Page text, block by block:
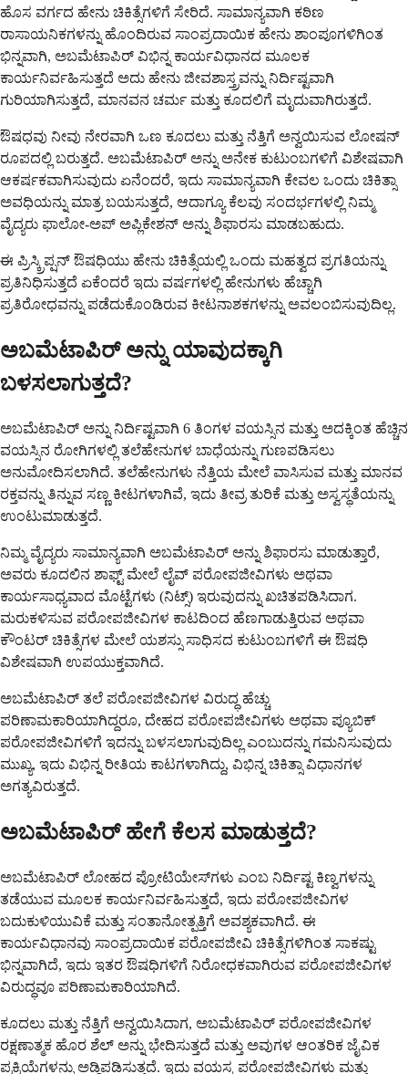
ಹೊಸ ವರ್ಗದ ಹೇನು ಚಿಕಿತ್ಸೆಗಳಿಗೆ ಸೇರಿದೆ. ಸಾಮಾನ್ಯವಾಗಿ ಕಠಿಣ
ರಾಸಾಯನಿಕಗಳನ್ನು ಹೊಂದಿರುವ ಸಾಂಪ್ರದಾಯಿಕ ಹೇನು ಶಾಂಪೂಗಳಿಗಿಂತ
ಭಿನ್ನವಾಗಿ, ಅಬಮೆಟಾಪಿರ್ ವಿಭಿನ್ನ ಕಾರ್ಯವಿಧಾನದ ಮೂಲಕ
ಕಾರ್ಯನಿರ್ವಹಿಸುತ್ತದೆ ಅದು ಹೇನು ಜೀವಶಾಸ್ತ್ರವನ್ನು ನಿರ್ದಿಷ್ಟವಾಗಿ
ಗುರಿಯಾಗಿಸುತ್ತದೆ, ಮಾನವನ ಚರ್ಮ ಮತ್ತು ಕೂದಲಿಗೆ ಮೃದುವಾಗಿರುತ್ತದೆ.
ಔಷಧವು ನೀವು ನೇರವಾಗಿ ಒಣ ಕೂದಲು ಮತ್ತು ನೆತ್ತಿಗೆ ಅನ್ವಯಿಸುವ ಲೋಷನ್
ರೂಪದಲ್ಲಿ ಬರುತ್ತದೆ. ಅಬಮೆಟಾಪಿರ್ ಅನ್ನು ಅನೇಕ ಕುಟುಂಬಗಳಿಗೆ ವಿಶೇಷವಾಗಿ
ಆಕರ್ಷಕವಾಗಿಸುವುದು ಏನೆಂದರೆ, ಇದು ಸಾಮಾನ್ಯವಾಗಿ ಕೇವಲ ಒಂದು ಚಿಕಿತ್ಸಾ
ಅವಧಿಯನ್ನು ಮಾತ್ರ ಬಯಸುತ್ತದೆ, ಆದಾಗ್ಯೂ ಕೆಲವು ಸಂದರ್ಭಗಳಲ್ಲಿ ನಿಮ್ಮ
ವೈದ್ಯರು ಫಾಲೋ-ಅಪ್ ಅಪ್ಲಿಕೇಶನ್ ಅನ್ನು ಶಿಫಾರಸು ಮಾಡಬಹುದು.
ಈ ಪ್ರಿಸ್ಕ್ರಿಪ್ಷನ್ ಔಷಧಿಯು ಹೇನು ಚಿಕಿತ್ಸೆಯಲ್ಲಿ ಒಂದು ಮಹತ್ವದ ಪ್ರಗತಿಯನ್ನು
ಪ್ರತಿನಿಧಿಸುತ್ತದೆ ಏಕೆಂದರೆ ಇದು ವರ್ಷಗಳಲ್ಲಿ ಹೇನುಗಳು ಹೆಚ್ಚಾಗಿ
ಪ್ರತಿರೋಧವನ್ನು ಪಡೆದುಕೊಂಡಿರುವ ಕೀಟನಾಶಕಗಳನ್ನು ಅವಲಂಬಿಸುವುದಿಲ್ಲ.
ಅಬಮೆಟಾಪಿರ್ ಅನ್ನು ಯಾವುದಕ್ಕಾಗಿ
ಬಳಸಲಾಗುತ್ತದೆ?
ಅಬಮೆಟಾಪಿರ್ ಅನ್ನು ನಿರ್ದಿಷ್ಟವಾಗಿ 6 ತಿಂಗಳ ವಯಸ್ಸಿನ ಮತ್ತು ಅದಕ್ಕಿಂತ ಹೆಚ್ಚಿನ
ವಯಸ್ಸಿನ ರೋಗಿಗಳಲ್ಲಿ ತಲೆಹೇನುಗಳ ಬಾಧೆಯನ್ನು ಗುಣಪಡಿಸಲು
ಅನುಮೋದಿಸಲಾಗಿದೆ. ತಲೆಹೇನುಗಳು ನೆತ್ತಿಯ ಮೇಲೆ ವಾಸಿಸುವ ಮತ್ತು ಮಾನವ
ರಕ್ತವನ್ನು ತಿನ್ನುವ ಸಣ್ಣ ಕೀಟಗಳಾಗಿವೆ, ಇದು ತೀವ್ರ ತುರಿಕೆ ಮತ್ತು ಅಸ್ವಸ್ಥತೆಯನ್ನು
ಉಂಟುಮಾಡುತ್ತದೆ.
ನಿಮ್ಮ ವೈದ್ಯರು ಸಾಮಾನ್ಯವಾಗಿ ಅಬಮೆಟಾಪಿರ್ ಅನ್ನು ಶಿಫಾರಸು ಮಾಡುತ್ತಾರೆ,
ಅವರು ಕೂದಲಿನ ಶಾಫ್ಟ್ ಮೇಲೆ ಲೈವ್ ಪರೋಪಜೀವಿಗಳು ಅಥವಾ
ಕಾರ್ಯಸಾಧ್ಯವಾದ ಮೊಟ್ಟೆಗಳು (ನಿಟ್ಸ್) ಇರುವುದನ್ನು ಖಚಿತಪಡಿಸಿದಾಗ.
ಮರುಕಳಿಸುವ ಪರೋಪಜೀವಿಗಳ ಕಾಟದಿಂದ ಹೆಣಗಾಡುತ್ತಿರುವ ಅಥವಾ
ಕೌಂಟರ್ ಚಿಕಿತ್ಸೆಗಳ ಮೇಲೆ ಯಶಸ್ಸು ಸಾಧಿಸದ ಕುಟುಂಬಗಳಿಗೆ ಈ ಔಷಧಿ
ವಿಶೇಷವಾಗಿ ಉಪಯುಕ್ತವಾಗಿದೆ.
ಅಬಮೆಟಾಪಿರ್ ತಲೆ ಪರೋಪಜೀವಿಗಳ ವಿರುದ್ಧ ಹೆಚ್ಚು
ಪರಿಣಾಮಕಾರಿಯಾಗಿದ್ದರೂ, ದೇಹದ ಪರೋಪಜೀವಿಗಳು ಅಥವಾ ಪ್ಯೂಬಿಕ್
ಪರೋಪಜೀವಿಗಳಿಗೆ ಇದನ್ನು ಬಳಸಲಾಗುವುದಿಲ್ಲ ಎಂಬುದನ್ನು ಗಮನಿಸುವುದು
ಮುಖ್ಯ, ಇದು ವಿಭಿನ್ನ ರೀತಿಯ ಕಾಟಗಳಾಗಿದ್ದು, ವಿಭಿನ್ನ ಚಿಕಿತ್ಸಾ ವಿಧಾನಗಳ
ಅಗತ್ಯವಿರುತ್ತದೆ.
ಅಬಮೆಟಾಪಿರ್ ಹೇಗೆ ಕೆಲಸ ಮಾಡುತ್ತದೆ?
ಅಬಮೆಟಾಪಿರ್ ಲೋಹದ ಪ್ರೋಟಿಯೇಸ್‌ಗಳು ಎಂಬ ನಿರ್ದಿಷ್ಟ ಕಿಣ್ವಗಳನ್ನು
ತಡೆಯುವ ಮೂಲಕ ಕಾರ್ಯನಿರ್ವಹಿಸುತ್ತದೆ, ಇದು ಪರೋಪಜೀವಿಗಳ
ಬದುಕುಳಿಯುವಿಕೆ ಮತ್ತು ಸಂತಾನೋತ್ಪತ್ತಿಗೆ ಅವಶ್ಯಕವಾಗಿದೆ. ಈ
ಕಾರ್ಯವಿಧಾನವು ಸಾಂಪ್ರದಾಯಿಕ ಪರೋಪಜೀವಿ ಚಿಕಿತ್ಸೆಗಳಿಗಿಂತ ಸಾಕಷ್ಟು
ಭಿನ್ನವಾಗಿದೆ, ಇದು ಇತರ ಔಷಧಿಗಳಿಗೆ ನಿರೋಧಕವಾಗಿರುವ ಪರೋಪಜೀವಿಗಳ
ವಿರುದ್ಧವೂ ಪರಿಣಾಮಕಾರಿಯಾಗಿದೆ.
ಕೂದಲು ಮತ್ತು ನೆತ್ತಿಗೆ ಅನ್ವಯಿಸಿದಾಗ, ಅಬಮೆಟಾಪಿರ್ ಪರೋಪಜೀವಿಗಳ
ರಕ್ಷಣಾತ್ಮಕ ಹೊರ ಶೆಲ್ ಅನ್ನು ಭೇದಿಸುತ್ತದೆ ಮತ್ತು ಅವುಗಳ ಆಂತರಿಕ ಜೈವಿಕ
ಪ್ರಕ್ರಿಯೆಗಳನ್ನು ಅಡ್ಡಿಪಡಿಸುತ್ತದೆ. ಇದು ವಯಸ್ಕ ಪರೋಪಜೀವಿಗಳು ಮತ್ತು